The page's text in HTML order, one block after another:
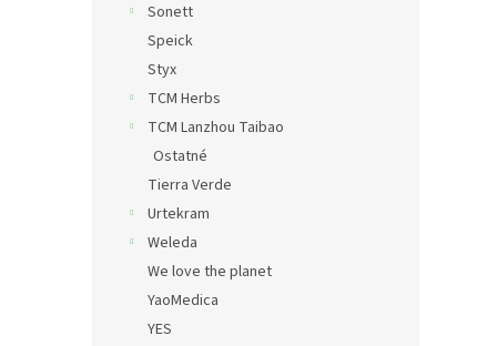
Sonett
Speick
Styx
TCM Herbs
TCM Lanzhou Taibao
Ostatné
Tierra Verde
Urtekram
Weleda
We love the planet
YaoMedica
YES